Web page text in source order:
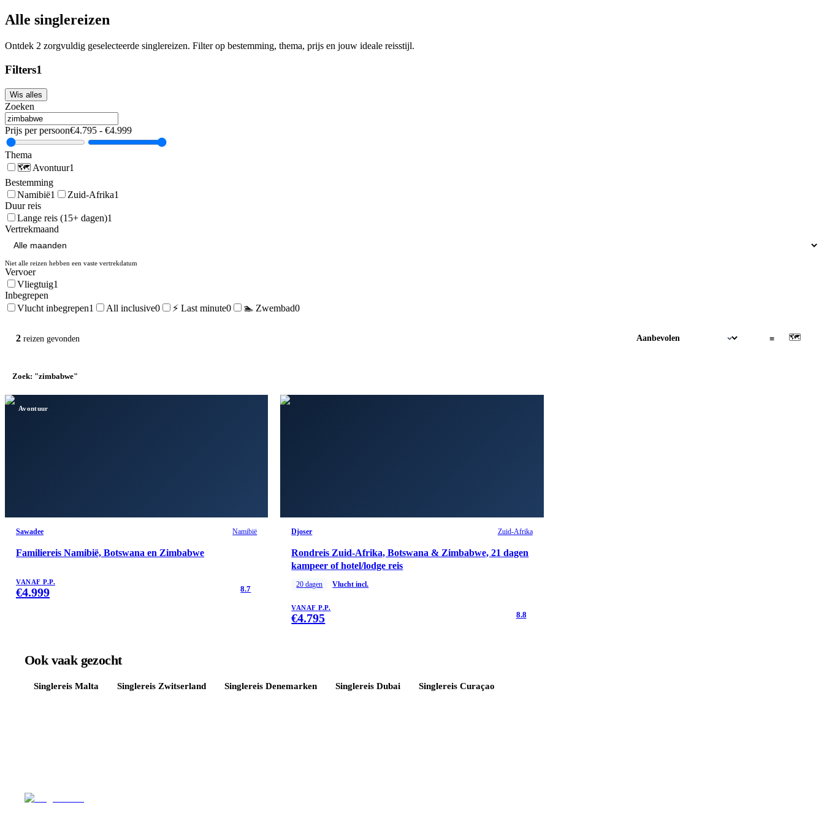
Alle singlereizen
Ontdek 2 zorgvuldig geselecteerde singlereizen. Filter op bestemming, thema, prijs en jouw ideale reisstijl.
Filters1
Wis alles
Zoeken
Prijs per persoon€4.795 - €4.999
Thema
🗺️ Avontuur1
Bestemming
Namibië1 Zuid-Afrika1
Duur reis
Lange reis (15+ dagen)1
Vertrekmaand
Niet alle reizen hebben een vaste vertrekdatum
Vervoer
Vliegtuig1
Inbegrepen
Vlucht inbegrepen1 All inclusive0 ⚡ Last minute0 🏊 Zwembad0
2 reizen gevonden ≡ 🗺
Zoek: "zimbabwe"
Avontuur
Sawadee Namibië
Familiereis Namibië, Botswana en Zimbabwe
VANAF P.P.
€4.999 8.7
Djoser Zuid-Afrika
Rondreis Zuid-Afrika, Botswana & Zimbabwe, 21 dagen
kampeer of hotel/lodge reis
20 dagen Vlucht incl.
VANAF P.P.
€4.795 8.8
Ook vaak gezocht
Singlereis Malta Singlereis Zwitserland Singlereis Denemarken Singlereis Dubai Singlereis Curaçao